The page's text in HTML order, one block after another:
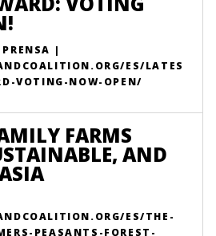
|
ES/LATES
VOTING-NOW-OPEN/
FARMS
AND
ES/THE-
PEASANTS-FOREST-